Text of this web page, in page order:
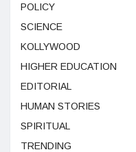
POLICY
SCIENCE
KOLLYWOOD
HIGHER EDUCATION
EDITORIAL
HUMAN STORIES
SPIRITUAL
TRENDING